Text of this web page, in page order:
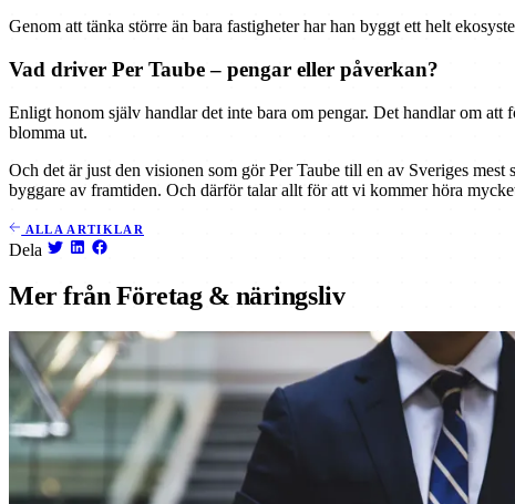
Genom att tänka större än bara fastigheter har han byggt ett helt
Vad driver Per Taube – pengar eller påverkan?
Enligt honom själv handlar det inte bara om pengar. Det handlar om
blomma ut.
Och det är just den visionen som gör Per Taube till en av Sveriges
byggare av framtiden. Och därför talar allt för att vi kommer höra
ALLA ARTIKLAR
Dela
Mer från Företag & näringsliv